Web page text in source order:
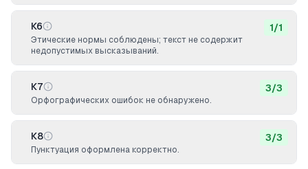
К6
Этические нормы соблюдены; текст не содержит
недопустимых высказываний.
1/1
К7
Орфографических ошибок не обнаружено.
3/3
К8
Пунктуация оформлена корректно.
3/3